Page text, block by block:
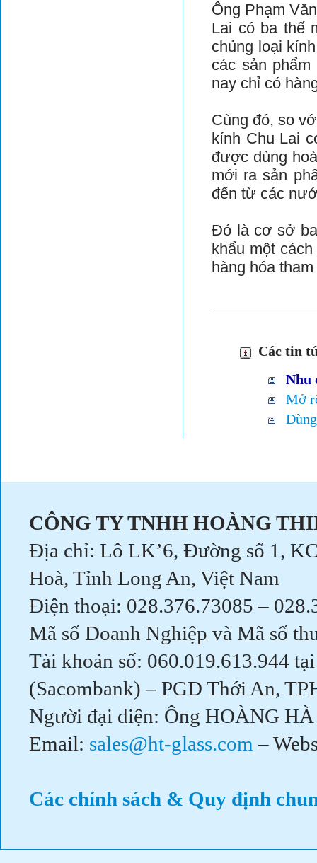
Ông Phạm
Lai có ba thế
chủng loại
các sản
nay chỉ có
Cùng đó, so
kính Chu Lai
được dùng
mới ra sản
đến từ các
Đó là cơ sở
khẩu một
hàng hóa
Các tin
Nhu
Mở
CÔNG TY TNHH HOÀNG
Địa chỉ: Lô LK’6, Đường số 1,
Hoà, Tỉnh Long An, Việt Nam
Điện thoại: 028.376.73085 –
Mã số Doanh Nghiệp và Mã số
Tài khoản số: 060.019.613.944
(Sacombank) – PGD Thới An,
Người đại diện: Ông HOÀNG
Email: sales@ht-glass.com –
Các chính sách & Quy định